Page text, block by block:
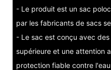
- Le produit est un sac
par les fabricants de sacs
- Le sac est conçu avec
supérieure et une attention
protection fiable contre